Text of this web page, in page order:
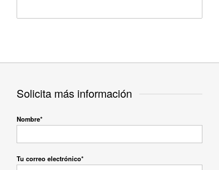
Solicita más información
Nombre*
Tu correo electrónico*